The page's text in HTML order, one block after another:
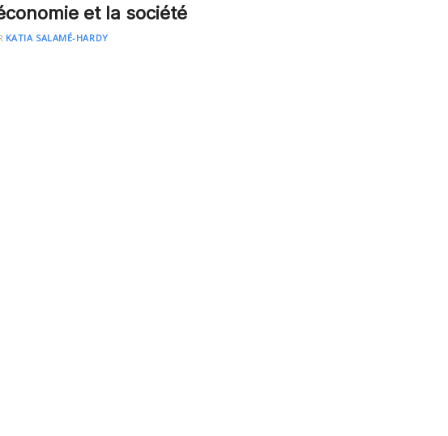
et la société
KATIA SALAMÉ-HARDY